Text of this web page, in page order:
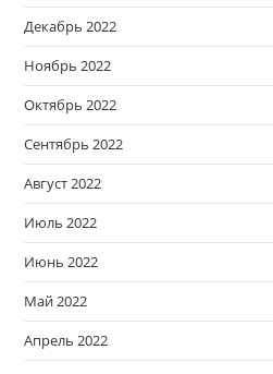
Декабрь 2022
Ноябрь 2022
Октябрь 2022
Сентябрь 2022
Август 2022
Июль 2022
Июнь 2022
Май 2022
Апрель 2022